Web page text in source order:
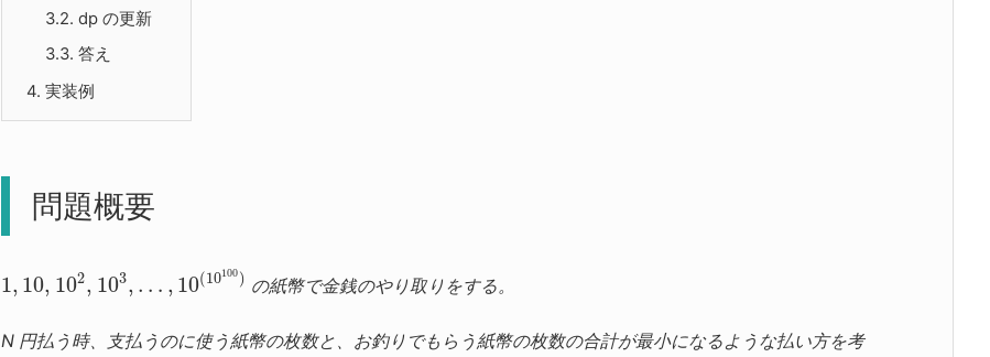
3.2. dp の更新
3.3. 答え
4. 実装例
問題概要
1, 10, 102, 103, … , 10(10100) の紙幣で金銭のやり取りをする。
N 円払う時、支払うのに使う紙幣の枚数と、お釣りでもらう紙幣の枚数の合計が最小になるような払い方を考